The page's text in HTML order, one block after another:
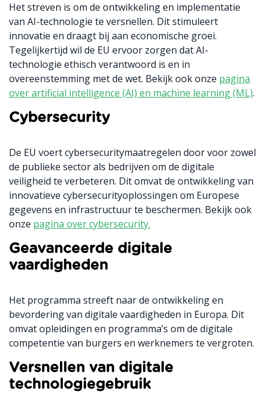
Het streven is om de ontwikkeling en implementatie
van AI-technologie te versnellen. Dit stimuleert
innovatie en draagt bij aan economische groei.
Tegelijkertijd wil de EU ervoor zorgen dat AI-
technologie ethisch verantwoord is en in
overeenstemming met de wet. Bekijk ook onze pagina
over artificial intelligence (AI) en machine learning (ML).
Cybersecurity
De EU voert cybersecuritymaatregelen door voor zowel
de publieke sector als bedrijven om de digitale
veiligheid te verbeteren. Dit omvat de ontwikkeling van
innovatieve cybersecurityoplossingen om Europese
gegevens en infrastructuur te beschermen. Bekijk ook
onze pagina over cybersecurity.
Geavanceerde digitale
vaardigheden
Het programma streeft naar de ontwikkeling en
bevordering van digitale vaardigheden in Europa. Dit
omvat opleidingen en programma’s om de digitale
competentie van burgers en werknemers te vergroten.
Versnellen van digitale
technologiegebruik